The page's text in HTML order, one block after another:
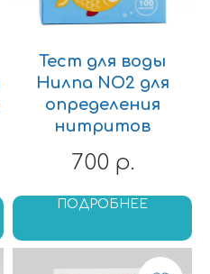
Тест для воды
Нилпа NO2 для
определения
нитритов
700 р.
ПОДРОБНЕЕ